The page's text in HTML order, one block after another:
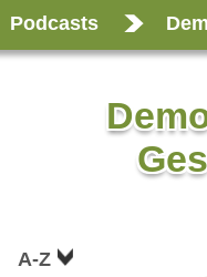
Podcasts
A-Z